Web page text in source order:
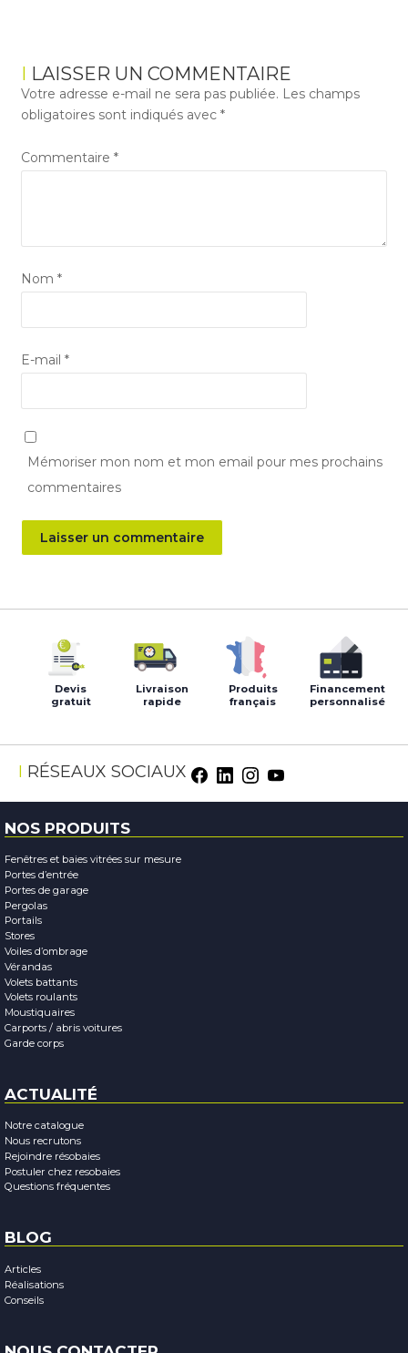
LAISSER UN COMMENTAIRE
Votre adresse e-mail ne sera pas publiée. Les champs
obligatoires sont indiqués avec *
Commentaire *
Nom *
E-mail *
Mémoriser mon nom et mon email pour mes prochains
commentaires
Devis
gratuit
Livraison
rapide
Produits
français
Financement
personnalisé
RÉSEAUX SOCIAUX
NOS PRODUITS
Fenêtres et baies vitrées sur mesure
Portes d’entrée
Portes de garage
Pergolas
Portails
Stores
Voiles d’ombrage
Vérandas
Volets battants
Volets roulants
Moustiquaires
Carports / abris voitures
Garde corps
ACTUALITÉ
Notre catalogue
Nous recrutons
Rejoindre résobaies
Postuler chez resobaies
Questions fréquentes
BLOG
Articles
Réalisations
Conseils